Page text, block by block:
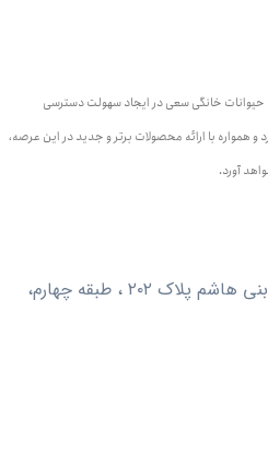
حیوانات خانگی سعی در ایجاد سهولت دسترسی
همواره با ارائه محصولات برتر و جدید در این عرصه،
آورد.
بزرگراه شهید سلیمانی، خیابان بنی هاشم پلاک ۲۰۲ ، طبقه چهارم،